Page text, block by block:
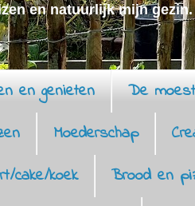
en natuurlijk mijn
en genieten De
Moederschap
cake/koek
Brood en